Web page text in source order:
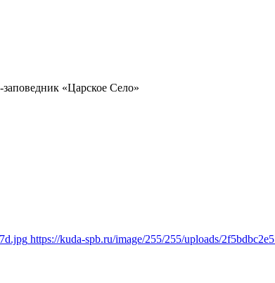
«Царское Село»
https://kuda-spb.ru/image/255/255/uploads/